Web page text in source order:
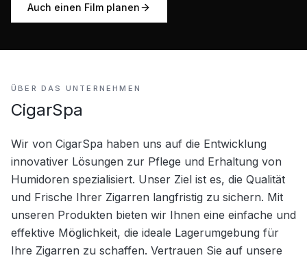
Auch einen Film planen
ÜBER DAS UNTERNEHMEN
CigarSpa
Wir von CigarSpa haben uns auf die Entwicklung
innovativer Lösungen zur Pflege und Erhaltung von
Humidoren spezialisiert. Unser Ziel ist es, die Qualität
und Frische Ihrer Zigarren langfristig zu sichern. Mit
unseren Produkten bieten wir Ihnen eine einfache und
effektive Möglichkeit, die ideale Lagerumgebung für
Ihre Zigarren zu schaffen. Vertrauen Sie auf unsere